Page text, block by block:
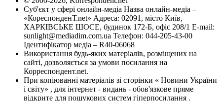
Суб'єкт у сфері онлайн-медіа Назва онлайн-медіа –
«КореспонденТ.net» Адреса: 02091, місто Київ,
ХАРКІВСЬКЕ ШОСЕ, будинок 172-Б, офіс 208/1 E-mail:
sunlight@mediadim.com.ua Телефон: 044-205-43-00
Ідентифікатор медіа – R40-06068
Використання будь-яких матеріалів, розміщених на
сайті, дозволяється за умови посилання на
Корреспондент.net.
При копіюванні матеріалів зі сторінки « Новини України
і світу» , для інтернет - видань - обов'язкове пряме
відкрите для пошукових систем гіперпосилання .